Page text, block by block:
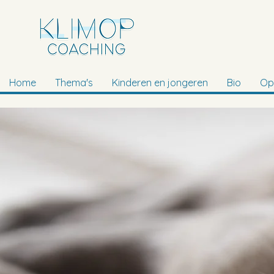
Home Thema's Kinderen en jongeren Bio